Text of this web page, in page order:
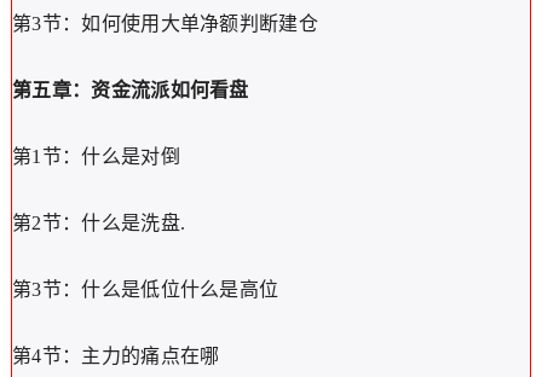
第3节：如何使用大单净额判断建仓
第五章：资金流派如何看盘
第1节：什么是对倒
第2节：什么是洗盘.
第3节：什么是低位什么是高位
第4节：主力的痛点在哪